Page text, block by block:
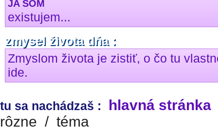
JA SOM
existujem...
zmysel života dňa :
Zmyslom života je zistiť, o čo tu
ide.
tu sa nachádzaš : hlavná stránka
rôzne / téma